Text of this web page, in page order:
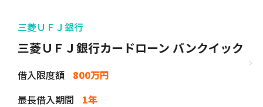
三菱ＵＦＪ銀行
三菱ＵＦＪ銀行カードローン バンクイック
借入限度額
800万円
最長借入期間
1年